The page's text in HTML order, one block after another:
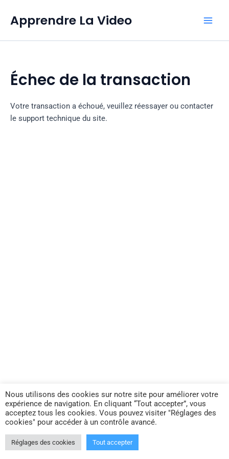
contenu
Apprendre La Video
Échec de la transaction
Votre transaction a échoué, veuillez réessayer ou contacter
le support technique du site.
Nous utilisons des cookies sur notre site pour améliorer votre
expérience de navigation. En cliquant “Tout accepter”, vous
acceptez tous les cookies. Vous pouvez visiter "Réglages des
cookies" pour accéder à un contrôle avancé.
Réglages des cookies Tout accepter